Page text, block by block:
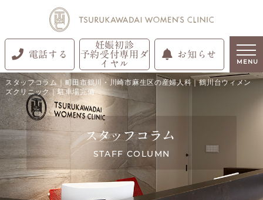
スタッフコラム｜町田市鶴川・川崎市麻生区の産婦人科｜鶴川台ウィメン
ズクリニック｜駐車場完備
電話する
妊娠初診
予約受付専用ダ
イヤル
お知らせ
MENU
スタッフコラム
STAFF COLUMN